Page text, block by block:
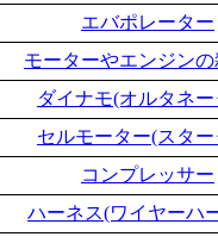
エバポレーター
モーターやエンジン
ダイナモ(オルタネ
セルモーター(スタ
コンプレッサー
ハーネス(ワイヤーハ